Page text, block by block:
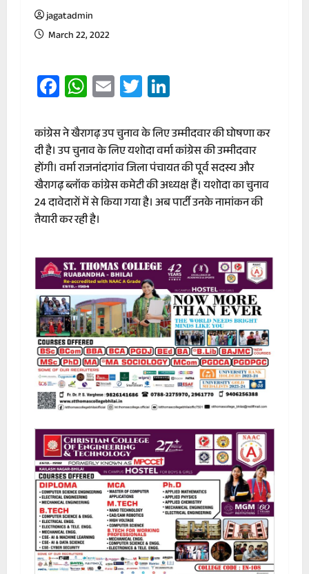
jagatadmin
March 22, 2022
Facebook
WhatsApp
EmailTwitter
कांग्रेस ने खैरागढ़ उप चुनाव के लिए उम्मीदवार की घोषणा कर
दी है। उप चुनाव के लिए यशोदा वर्मा कांग्रेस की उम्मीदवार
होंगी। वर्मा राजनांदगांव जिला पंचायत की पूर्व सदस्य और
खैरागढ़ ब्लॉक कांग्रेस कमेटी की अध्यक्ष हैं। यशोदा का चुनाव
24 दावेदारों में से किया गया है। अब पार्टी उनके नामांकन की
तैयारी कर रही है।